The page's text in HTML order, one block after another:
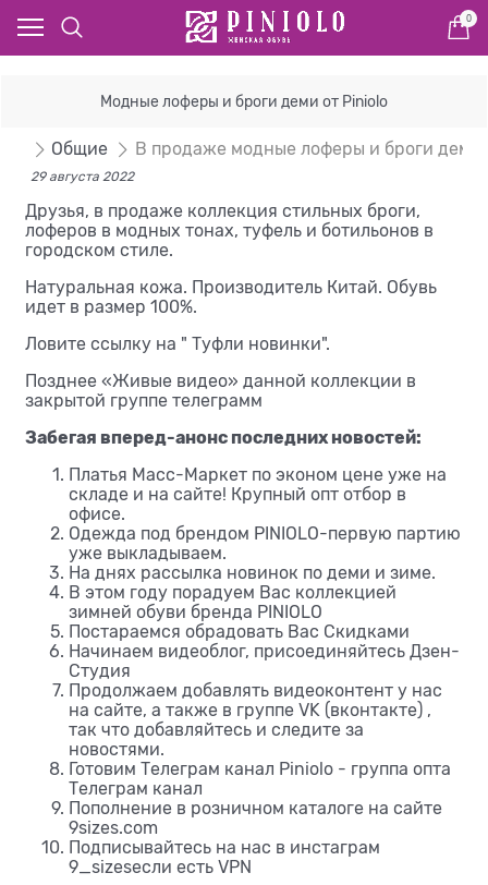
0
Модные лоферы и броги деми от Piniolo
Общие В продаже модные лоферы и броги деми
29 августа 2022
Друзья, в продаже коллекция стильных броги,
лоферов в модных тонах, туфель и ботильонов в
городском стиле.
Натуральная кожа. Производитель Китай. Обувь
идет в размер 100%.
Ловите ссылку на " Туфли новинки".
Позднее «Живые видео» данной коллекции в
закрытой группе телеграмм
Забегая вперед-анонс последних новостей:
Платья Масс-Маркет по эконом цене уже на
складе и на сайте! Крупный опт отбор в
офисе.
Одежда под брендом PINIOLO-первую партию
уже выкладываем.
На днях рассылка новинок по деми и зиме.
В этом году порадуем Вас коллекцией
зимней обуви бренда PINIOLO
Постараемся обрадовать Вас Скидками
Начинаем видеоблог, присоединяйтесь Дзен-
Студия
Продолжаем добавлять видеоконтент у нас
на сайте, а также в группе VK (вконтакте) ,
так что добавляйтесь и следите за
новостями.
Готовим Телеграм канал Piniolo - группа опта
Телеграм канал
Пополнение в розничном каталоге на сайте
9sizes.com
Подписывайтесь на нас в инстаграм
9_sizesесли есть VPN